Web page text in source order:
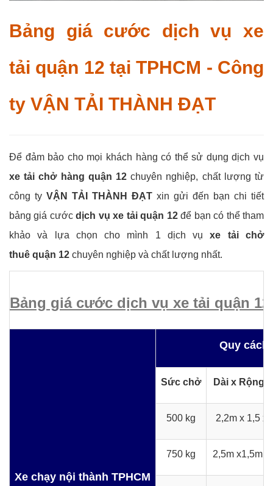
Bảng giá cước dịch vụ xe
tải quận 12 tại TPHCM - Công
ty VẬN TẢI THÀNH ĐẠT
Để đảm bảo cho mọi khách hàng có thể sử dụng dịch vụ
xe tải chở hàng quận 12 chuyên nghiệp, chất lượng từ
công ty VẬN TẢI THÀNH ĐẠT xin gửi đến bạn chi tiết
bảng giá cướcdịch vụ xe tải quận 12để bạn có thể tham
khảo và lựa chọn cho mình 1 dịch vụxe tải chở
thuê quận 12 chuyên nghiệp và chất lượng nhất.
Bảng giá cước dịch vụ xe tải quận 12
Xe chạy nội thành TPHCM
Quy cách
Sức chở Dài x Rộng
500 kg 2,2m x 1,5 x
750 kg 2,5m x1,5m x